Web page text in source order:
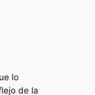
lo
de la